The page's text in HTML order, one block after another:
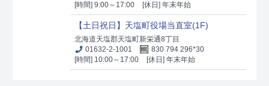
[時間] 9:00～17:00
[休日] 年末年始
【土日祝日】天塩町役場当直室(1F)
北海道天塩郡天塩町新栄通8丁目
01632-2-1001
830 794 296*30
[時間] 10:00～17:00
[休日] 年末年始